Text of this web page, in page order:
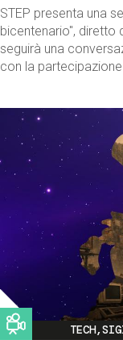
STEP presenta una
bicentenario", diretto
seguirà una
con la
Image